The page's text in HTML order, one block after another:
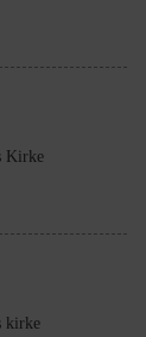
Kirke
kirke